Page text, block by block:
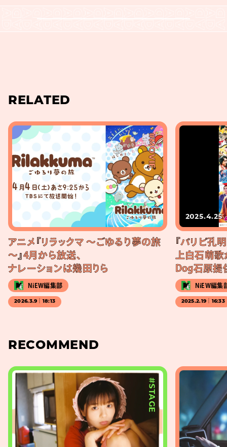
RELATED
#MOVIE
アニメ『リラックマ 〜ごゆるり夢の旅
〜』4月から放送、
ナレーションは幾田りら
NiEW編集部
2026.3.9｜18:13
2025.4.25
『パリピ孔
上白石萌
Dog石原提
NiEW編集
2025.2.19｜16:33
RECOMMEND
#STAGE